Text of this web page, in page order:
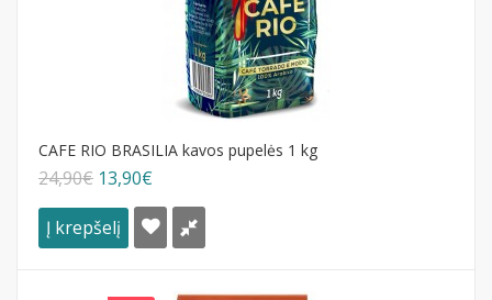
CAFE RIO BRASILIA kavos pupelės 1 kg
24,90€ 13,90€
Į krepšelį